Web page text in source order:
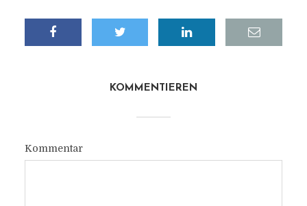
KOMMENTIEREN
Kommentar